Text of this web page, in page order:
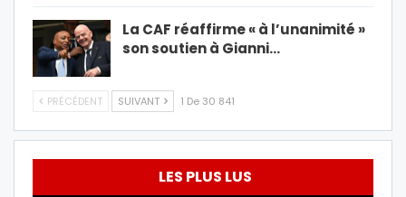
La CAF réaffirme « à l’unanimité »
son soutien à Gianni…
PRÉCÉDENT SUIVANT 1 De 30 841
LES PLUS LUS